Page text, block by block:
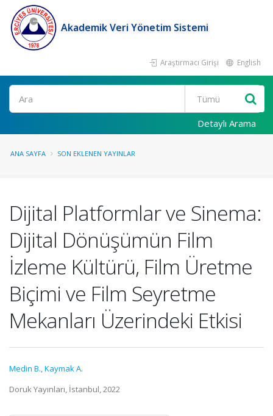
Akademik Veri Yönetim Sistemi
Araştırmacı Girişi English
Ara
Detaylı Arama
ANA SAYFA SON EKLENEN YAYINLAR
Dijital Platformlar ve Sinema:
Dijital Dönüşümün Film
İzleme Kültürü, Film Üretme
Biçimi ve Film Seyretme
Mekanları Üzerindeki Etkisi
Medin B.,Kaymak A.
Doruk Yayınları, İstanbul, 2022